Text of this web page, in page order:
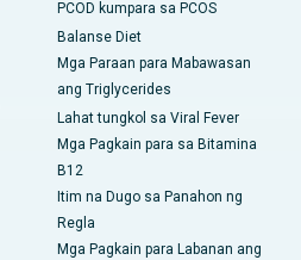
PCOD kumpara sa PCOS
Balanse Diet
Mga Paraan para Mabawasan
ang Triglycerides
Lahat tungkol sa Viral Fever
Mga Pagkain para sa Bitamina
B12
Itim na Dugo sa Panahon ng
Regla
Mga Pagkain para Labanan ang